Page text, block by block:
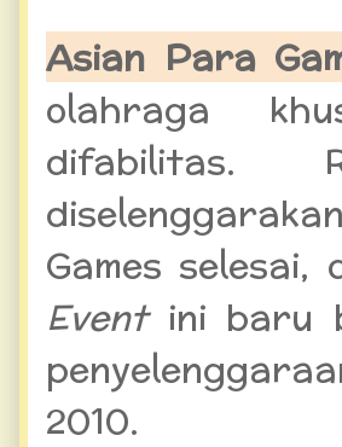
Asian Para
olahraga
difabilitas.
Games
Event ini baru
2010.